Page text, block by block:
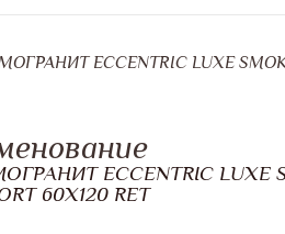
ECCENTRIC LUXE
ECCENTRIC LUXE
60X120 RET